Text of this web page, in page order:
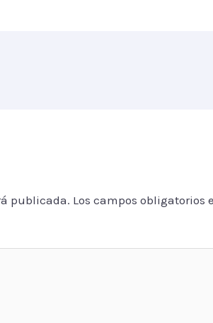
publicada. Los campos obligatorios